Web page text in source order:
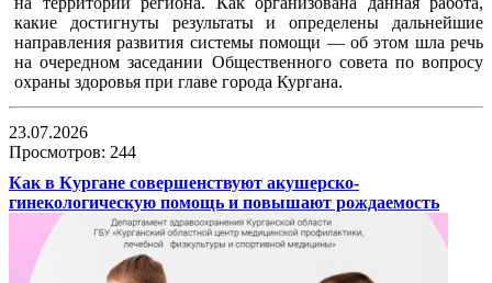
какие достигнуты результаты и определены дальнейшие
направления развития системы помощи — об этом шла речь
на очередном заседании Общественного совета по вопросу
охраны здоровья при главе города Кургана.
23.07.2026
Просмотров: 244
Как в Кургане совершенствуют акушерско-
гинекологическую помощь и повышают рождаемость